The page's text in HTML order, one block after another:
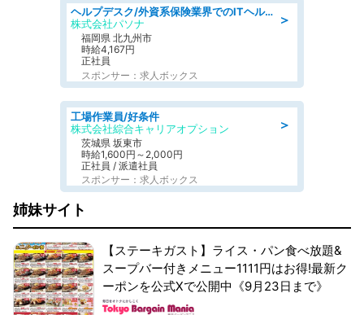
＞
ヘルプデスク/外資系保険業界でのITヘルプデスク業務/駅近/即日勤務可/ヘルプデスク
株式会社パソナ
福岡県 北九州市
時給4,167円
正社員
スポンサー：求人ボックス
＞
工場作業員/好条件
株式会社綜合キャリアオプション
茨城県 坂東市
時給1,600円～2,000円
正社員 / 派遣社員
スポンサー：求人ボックス
姉妹サイト
【ステーキガスト】ライス・パン食べ放題&
スープバー付きメニュー1111円はお得!最新ク
ーポンを公式Xで公開中《9月23日まで》